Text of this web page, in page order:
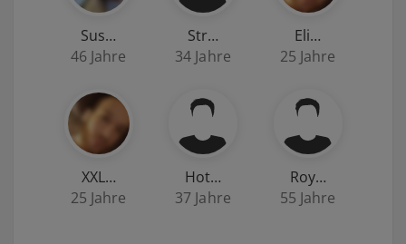
Sus…
46 Jahre
Str…
34 Jahre
Eli…
25 Jahre
XXL…
25 Jahre
Hot…
37 Jahre
Roy…
55 Jahre